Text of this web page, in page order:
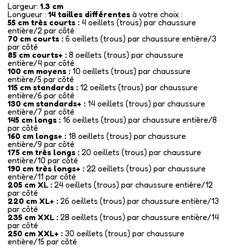
Largeur: 1.3 cm
Longueur : 14 tailles différentes à votre choix :
55 cm très courts : 4 oeillets (trous) par chaussure
entière/2 par côté
70 cm courts : 6 oeillets (trous) par chaussure entière/3
par côté
85 cm courts+ : 8 oeillets (trous) par chaussure
entière/4 par côté
100 cm moyens : 10 oeillets (trous) par chaussure
entière/5 par côté
115 cm standards : 12 oeillets (trous) par chaussure
entière/6 par côté
130 cm standards+ : 14 oeillets (trous) par chaussure
entière/7 par côté
145 cm longs : 16 oeillets (trous) par chaussure entière/8
par côté
160 cm longs+ : 18 oeillets (trous) par chaussure
entière/9 par côté
175 cm très longs : 20 oeillets (trous) par chaussure
entière/10 par côté
190 cm très longs+ : 22 oeillets (trous) par chaussure
entière/11 par côté
205 cm XL : 24 oeillets (trous) par chaussure entière/12
par côté
220 cm XL+ : 26 oeillets (trous) par chaussure entière/13
par côté
235 cm XXL : 28 oeillets (trous) par chaussure entière/14
par côté
250 cm XXL+ : 30 oeillets (trous) par chaussure
entière/15 par côté